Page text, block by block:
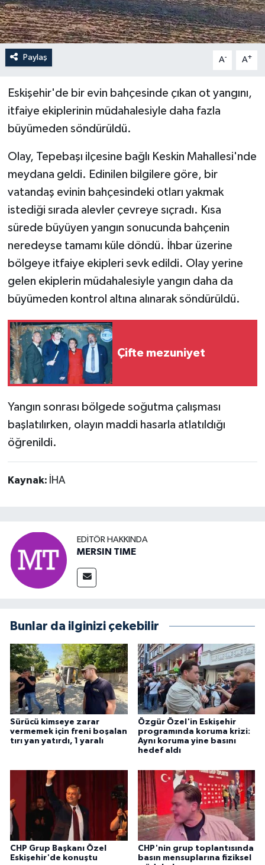
Paylaş A- A+
Eskişehir'de bir evin bahçesinde çıkan ot yangını,
itfaiye ekiplerinin müdahalesiyle daha fazla
büyümeden söndürüldü.
Olay, Tepebaşı ilçesine bağlı Keskin Mahallesi'nde
meydana geldi. Edinilen bilgilere göre, bir
vatandaş evinin bahçesindeki otları yakmak
istediği sırada alevler çevreye sıçradı. Kısa
sürede büyüyen yangın sonucunda bahçenin
neredeyse tamamı küle döndü. İhbar üzerine
bölgeye itfaiye ekipleri sevk edildi. Olay yerine
gelen ekiplerin müdahalesiyle yangın daha da
büyümeden kontrol altına alınarak söndürüldü.
Çifte mezuniyet
Yangın sonrası bölgede soğutma çalışması
başlatılırken, olayın maddi hasarla atlatıldığı
öğrenildi.
Kaynak: İHA
EDITÖR HAKKINDA
MERSIN TIME
Bunlar da ilginizi çekebilir
Sürücü kimseye zarar
vermemek için freni boşalan
tırı yan yatırdı, 1 yaralı
Özgür Özel'in Eskişehir
programında koruma krizi:
Aynı koruma yine basını
hedef aldı
CHP Grup Başkanı Özel
Eskişehir'de konuştu
CHP'nin grup toplantısında
basın mensuplarına fiziksel